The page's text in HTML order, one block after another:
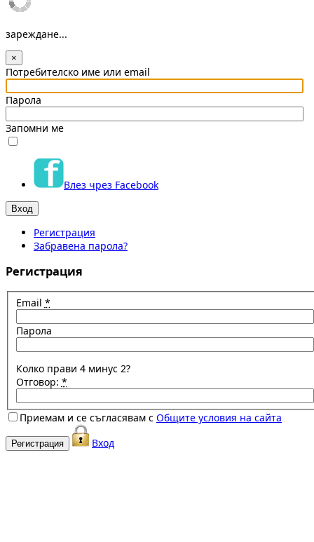
зареждане...
×
Потребителско име или email
Парола
Запомни ме
Влез чрез Facebook
Регистрация
Забравена парола?
Регистрация
Email *
Парола
Колко прави 4 минус 2?
Отговор: *
Приемам и се съгласявам с Общите условия на сайта
Вход